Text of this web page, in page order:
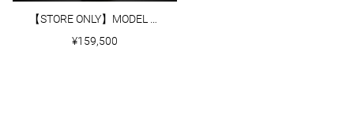
¥159,500